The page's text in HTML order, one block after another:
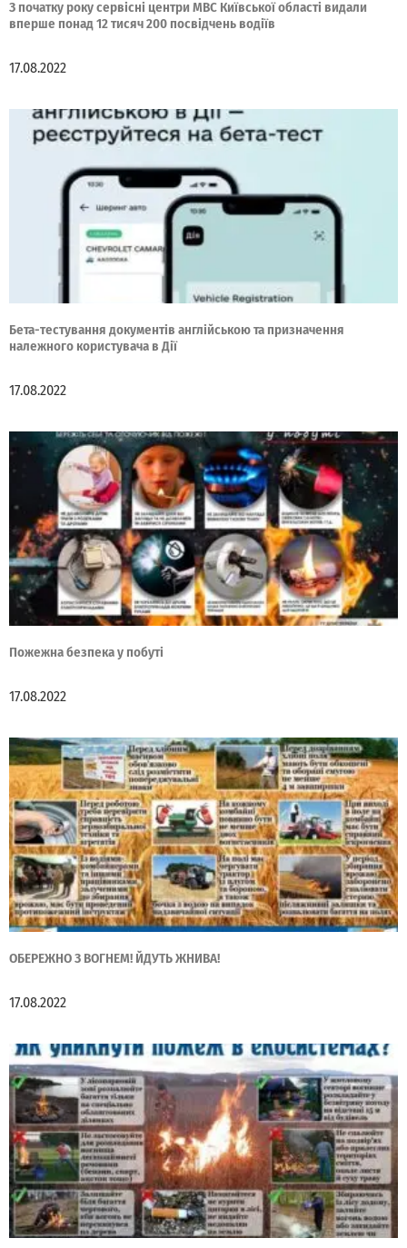
З початку року сервісні центри МВС Київської області видали
вперше понад 12 тисяч 200 посвідчень водіїв
17.08.2022
Бета-тестування документів англійською та призначення
належного користувача в Дії
17.08.2022
Пожежна безпека у побуті
17.08.2022
ОБЕРЕЖНО З ВОГНЕМ! ЙДУТЬ ЖНИВА!
17.08.2022